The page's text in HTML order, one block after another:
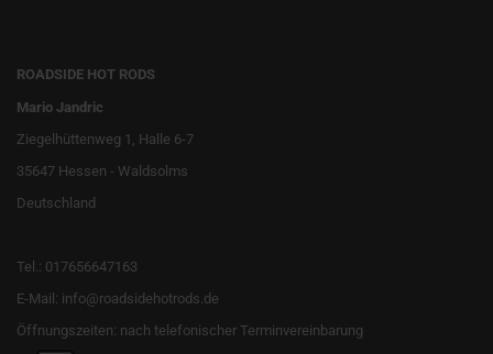
ROADSIDE HOT RODS
Mario Jandric
Ziegelhüttenweg 1, Halle 6-7
35647 Hessen - Waldsolms
Deutschland
Tel.: 017656647163
E-Mail: info@roadsidehotrods.de
Öffnungszeiten: nach telefonischer Terminvereinbarung